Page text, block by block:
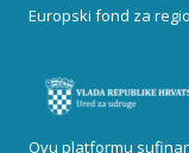
Europski fond za
Ovu platformu